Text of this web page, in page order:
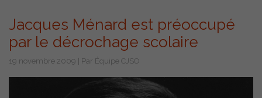
Jacques Ménard est préoccupé
par le décrochage scolaire
19 novembre 2009 | Par Équipe CJSO